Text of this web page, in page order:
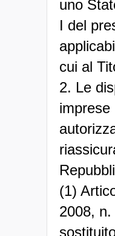
uno
I del
cui al
2. Le
imprese
(1)
2008,